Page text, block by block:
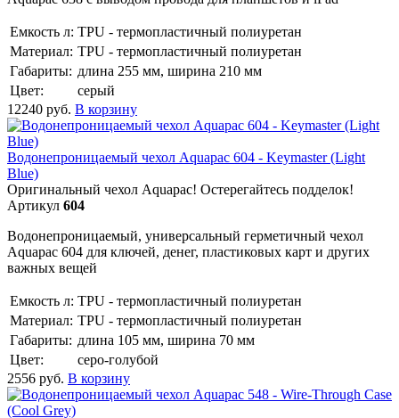
Емкость л: TPU - термопластичный полиуретан
Материал: TPU - термопластичный полиуретан
Габариты: длина 255 мм, ширина 210 мм
Цвет:
серый
12240 руб. В корзину
Водонепроницаемый чехол Aquapac 604 - Keymaster (Light
Blue)
Оригинальный чехол Aquapac! Остерегайтесь подделок!
Артикул 604
Водонепроницаемый, универсальный герметичный чехол
Aquapac 604 для ключей, денег, пластиковых карт и других
важных вещей
Емкость л: TPU - термопластичный полиуретан
Материал: TPU - термопластичный полиуретан
Габариты: длина 105 мм, ширина 70 мм
Цвет:
серо-голубой
2556 руб. В корзину